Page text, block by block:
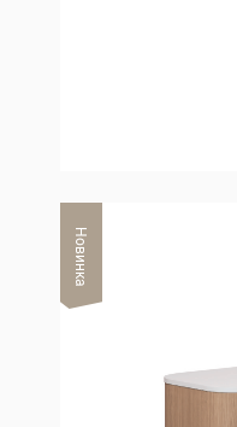
Новинка